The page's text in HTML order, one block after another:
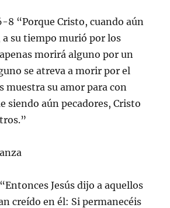
8 “Porque Cristo, cuando aún
a su tiempo murió por los
morirá alguno por un
se atreva a morir por el
muestra su amor para con
siendo aún pecadores, Cristo
Jesús dijo a aquellos
creído en él: Si permanecéis